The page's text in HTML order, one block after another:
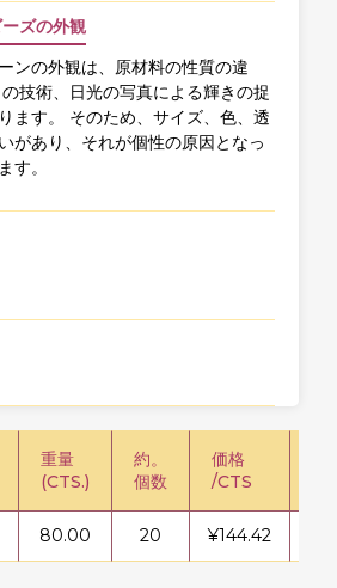
ズの外観
ンの外観は、原材料の性質の違
技術、日光の写真による輝きの捉
ます。 そのため、サイズ、色、透
があり、それが個性の原因となっ
す。
重量
(CTS.)
約。
個数
価格
/CTS
80.00 20 ¥144.42